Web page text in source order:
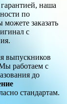
наша
по
можете заказать
с
выпускников
работаем с
до
стандартам.